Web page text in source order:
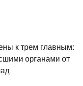
к трем главным:
органами от